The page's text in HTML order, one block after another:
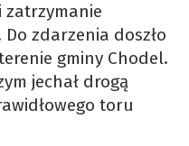
zatrzymanie
zdarzenia doszło
gminy Chodel.
jechał drogą
toru